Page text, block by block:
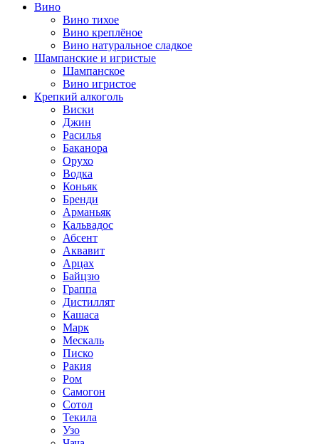
Вино
Вино тихое
Вино креплёное
Вино натуральное сладкое
Шампанские и игристые
Шампанское
Вино игристое
Крепкий алкоголь
Виски
Джин
Расилья
Баканора
Орухо
Водка
Коньяк
Бренди
Арманьяк
Кальвадос
Абсент
Аквавит
Арцах
Байцзю
Граппа
Дистиллят
Кашаса
Марк
Мескаль
Писко
Ракия
Ром
Самогон
Сотол
Текила
Узо